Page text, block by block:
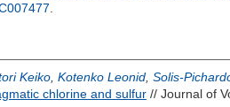
Keiko Kotenko Leonid Solis-
chlorine and sulfur // Journal of